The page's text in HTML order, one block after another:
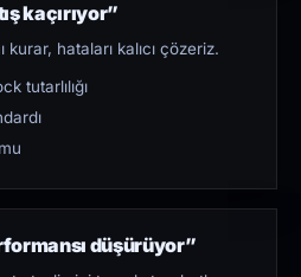
kaçırıyor”
kurar, hataları kalıcı çözeriz.
tutarlılığı
düşürüyor”